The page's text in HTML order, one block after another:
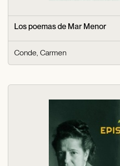
Los poemas de Mar Menor
Conde, Carmen